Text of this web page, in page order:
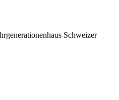
Schweizer